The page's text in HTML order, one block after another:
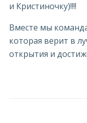
и Кристиночку)!!!!
Вместе мы
которая верит в
открытия и